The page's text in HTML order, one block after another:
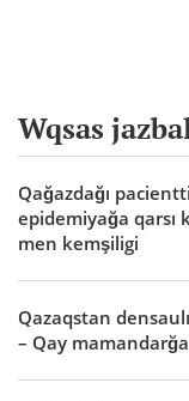
Wqsas
Qağazdağı
epidemiyağa qarsı
men kemşiligi
Qazaqstan
– Qay mamandarğa